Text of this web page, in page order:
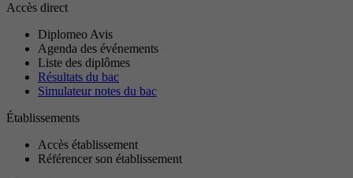
Accès direct
Diplomeo Avis
Agenda des événements
Liste des diplômes
Résultats du bac
Simulateur notes du bac
Établissements
Accès établissement
Référencer son établissement